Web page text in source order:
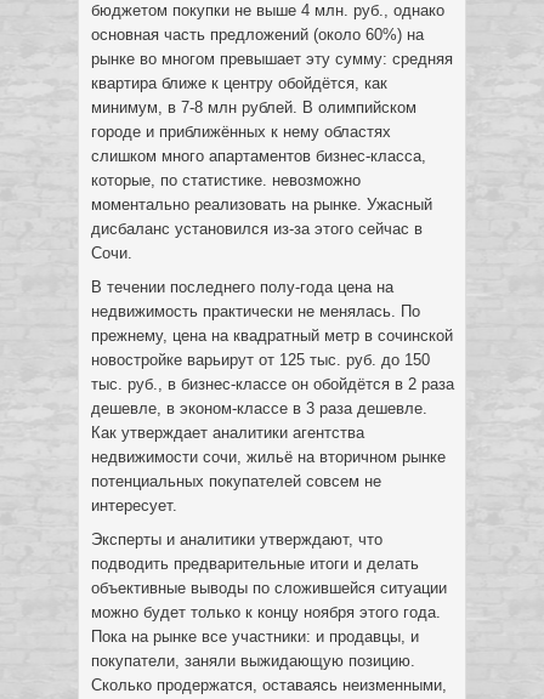
бюджетом покупки не выше 4 млн. руб., однако
основная часть предложений (около 60%) на
рынке во многом превышает эту сумму: средняя
квартира ближе к центру обойдётся, как
минимум, в 7-8 млн рублей. В олимпийском
городе и приближённых к нему областях
слишком много апартаментов бизнес-класса,
которые, по статистике. невозможно
моментально реализовать на рынке. Ужасный
дисбаланс установился из-за этого сейчас в
Сочи.
В течении последнего полу-года цена на
недвижимость практически не менялась. По
прежнему, цена на квадратный метр в сочинской
новостройке варьирут от 125 тыс. руб. до 150
тыс. руб., в бизнес-классе он обойдётся в 2 раза
дешевле, в эконом-классе в 3 раза дешевле.
Как утверждает аналитики агентства
недвижимости сочи, жильё на вторичном рынке
потенциальных покупателей совсем не
интересует.
Эксперты и аналитики утверждают, что
подводить предварительные итоги и делать
объективные выводы по сложившейся ситуации
можно будет только к концу ноября этого года.
Пока на рынке все участники: и продавцы, и
покупатели, заняли выжидающую позицию.
Сколько продержатся, оставаясь неизменными,